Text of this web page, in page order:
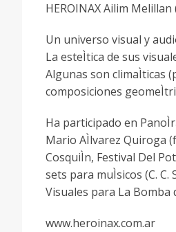
HEROINAX Ailim Melillan
Un universo visual y
La esteÌtica de sus
Algunas son climaÌticas
composiciones
Ha participado en
Mario AÌlvarez Quiroga
CosquiÌn, Festival Del
sets para muÌsicos (C.
Visuales para La Bomba
www.heroinax.com.ar